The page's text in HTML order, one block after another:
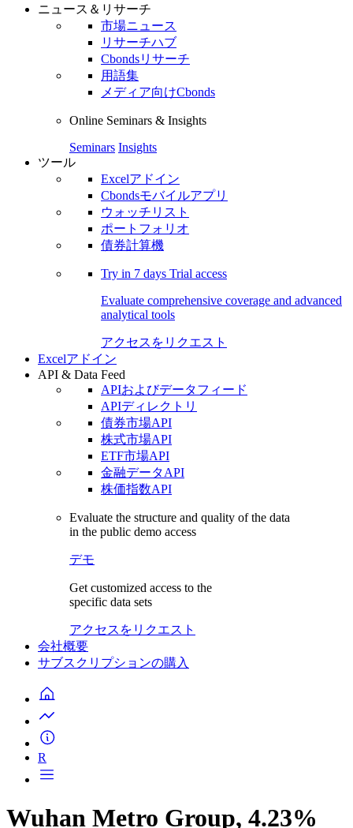
ニュース＆リサーチ
市場ニュース
リサーチハブ
Cbondsリサーチ
用語集
メディア向けCbonds
Online Seminars & Insights
Seminars Insights
ツール
Excelアドイン
Cbondsモバイルアプリ
ウォッチリスト
ポートフォリオ
債券計算機
Try in 7 days Trial access
Evaluate comprehensive coverage and advanced
analytical tools
アクセスをリクエスト
Excelアドイン
API & Data Feed
APIおよびデータフィード
APIディレクトリ
債券市場API
株式市場API
ETF市場API
金融データAPI
株価指数API
Evaluate the structure and quality of the data
in the public demo access
デモ
Get customized access to the
specific data sets
アクセスをリクエスト
会社概要
サブスクリプションの購入
R
Wuhan Metro Group, 4.23%